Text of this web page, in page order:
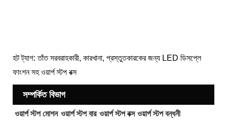
হট ট্যাগ: তাঁত সরবরাহকারী, কারখানা, প্রস্তুতকারকের জন্য LED ডিসপ্লে
ফাংশন সহ ওয়ার্প স্টপ বক্স
সম্পর্কিত বিভাগ
ওয়ার্প স্টপ মোশন ওয়ার্প স্টপ বার ওয়ার্প স্টপ বক্স ওয়ার্প স্টপ বন্ধনী